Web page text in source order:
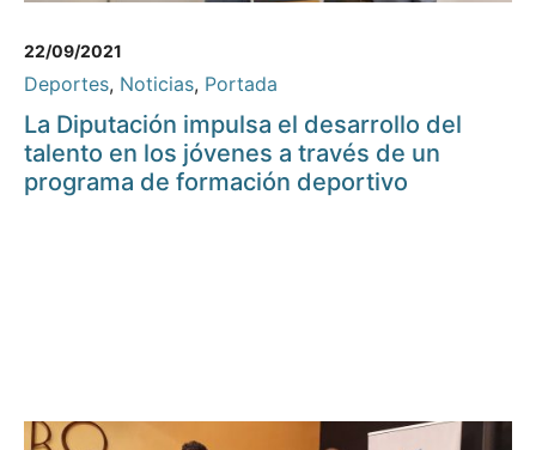
22/09/2021
Deportes, Noticias, Portada
La Diputación impulsa el desarrollo del
talento en los jóvenes a través de un
programa de formación deportivo